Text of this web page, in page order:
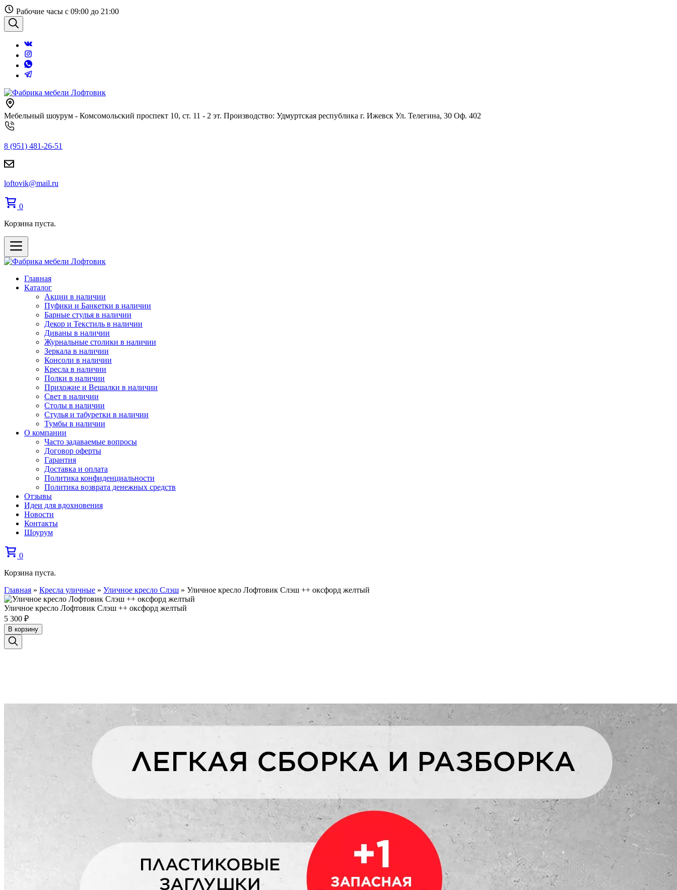
Перейти
к
содержанию
Рабочие часы с 09:00 до 21:00
Поиск
Мебельный шоурум - Комсомольский проспект 10, ст. 11 - 2 эт. Производство: Удмуртская республика г. Ижевск Ул. Телегина, 30 Оф. 402
8 (951) 481-26-51
loftovik@mail.ru
0
Корзина пуста.
Главная
Каталог
Акции в наличии
Пуфики и Банкетки в наличии
Барные стулья в наличии
Декор и Текстиль в наличии
Диваны в наличии
Журнальные столики в наличии
Зеркала в наличии
Консоли в наличии
Кресла в наличии
Полки в наличии
Прихожие и Вешалки в наличии
Свет в наличии
Столы в наличии
Стулья и табуретки в наличии
Тумбы в наличии
О компании
Часто задаваемые вопросы
Договор оферты
Гарантия
Доставка и оплата
Политика конфиденциальности
Политика возврата денежных средств
Отзывы
Идеи для вдохновения
Новости
Контакты
Шоурум
0
Корзина пуста.
Главная » Кресла уличные » Уличное кресло Слэш » Уличное кресло Лофтовик Слэш ++ оксфорд желтый
Уличное кресло Лофтовик Слэш ++ оксфорд желтый
5 300 ₽
В корзину